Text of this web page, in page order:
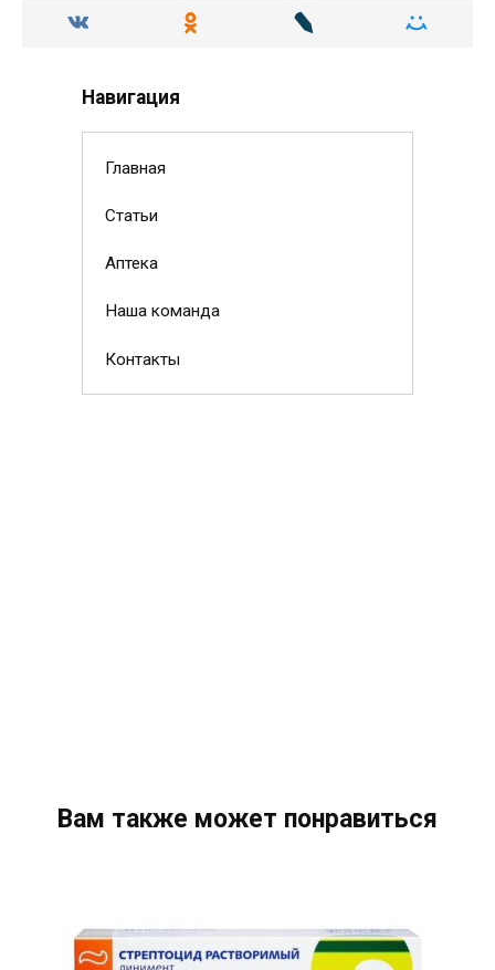
Навигация
Главная
Статьи
Аптека
Наша команда
Контакты
Вам также может понравиться